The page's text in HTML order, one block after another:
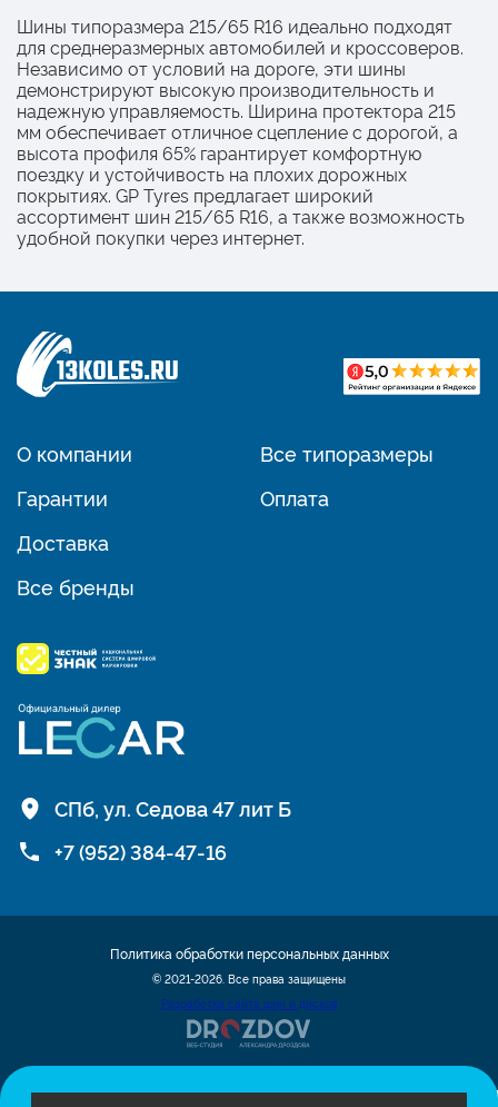
Шины типоразмера 215/65 R16 идеально подходят
для среднеразмерных автомобилей и кроссоверов.
Независимо от условий на дороге, эти шины
демонстрируют высокую производительность и
надежную управляемость. Ширина протектора 215
мм обеспечивает отличное сцепление с дорогой, а
высота профиля 65% гарантирует комфортную
поездку и устойчивость на плохих дорожных
покрытиях. GP Tyres предлагает широкий
ассортимент шин 215/65 R16, а также возможность
удобной покупки через интернет.
О компании
Гарантии
Доставка
Все бренды
Все типоразмеры
Оплата
СПб, ул. Седова 47 лит Б
+7 (952) 384-47-16
© 2021-2026. Все права защищены
Разработка сайта шин и дисков
Политика обработки персональных данных